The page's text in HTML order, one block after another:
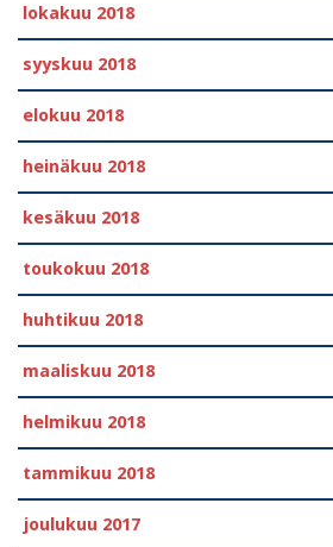
lokakuu 2018
syyskuu 2018
elokuu 2018
heinäkuu 2018
kesäkuu 2018
toukokuu 2018
huhtikuu 2018
maaliskuu 2018
helmikuu 2018
tammikuu 2018
joulukuu 2017